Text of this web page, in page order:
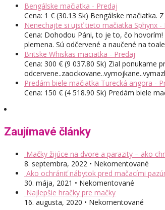
Bengálske mačiatka - Predaj
Cena: 1 € (30.13 Sk) Bengálske
Nenechajte si ujsť tieto mačiatka Sphynx -
Cena: Dohodou Páni, to je to, čo
plemena. Sú odčervené a naučené na
Britske Whiskas maciatka - Predaj
Cena: 300 € (9 037.80 Sk) Zial ponukame
Predám biele mačiatka Turecká angora -
Cena: 150 € (4 518.90 Sk) Predám biele
Zaujímavé články
Mačky žijúce na dvore a parazity – ako
8. septembra, 2022 • Nekomentované
Ako ochrániť nábytok pred mačacími
30. mája, 2021 • Nekomentované
Najlepšie hračky pre mačky
16. augusta, 2020 • Nekomentované